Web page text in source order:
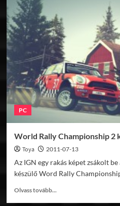
Simulator
2
képek
PC
World Rally Championship 2
Toya 2011-07-13
Az IGN egy rakás képet zsákolt
készülő Word Rally
Olvass tovább...